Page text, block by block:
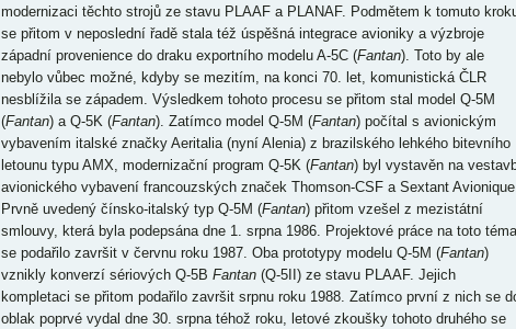
modernizaci těchto strojů ze stavu PLAAF a PLANAF. Podmětem k tomuto
se přitom v neposlední řadě stala též úspěšná integrace avioniky a výzbroje
západní provenience do draku exportního modelu A-5C (Fantan). Toto by ale
nebylo vůbec možné, kdyby se mezitím, na konci 70. let, komunistická ČLR
nesblížila se západem. Výsledkem tohoto procesu se přitom stal model Q-5M
(Fantan) a Q-5K (Fantan). Zatímco model Q-5M (Fantan) počítal s avionickým
vybavením italské značky Aeritalia (nyní Alenia) z brazilského lehkého bitevního
letounu typu AMX, modernizační program Q-5K (Fantan) byl vystavěn na
avionického vybavení francouzských značek Thomson-CSF a Sextant
Prvně uvedený čínsko-italský typ Q-5M (Fantan) přitom vzešel z mezistátní
smlouvy, která byla podepsána dne 1. srpna 1986. Projektové práce na toto téma
se podařilo završit v červnu roku 1987. Oba prototypy modelu Q-5M (Fantan)
vznikly konverzí sériových Q-5B Fantan(Q-5II) ze stavu PLAAF. Jejich
kompletaci se přitom podařilo završit srpnu roku 1988. Zatímco první z nich se
oblak poprvé vydal dne 30. srpna téhož roku, letové zkoušky tohoto druhého se